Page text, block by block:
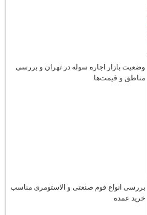
وضعیت بازار اجاره سوله در تهران و بررسی
مناطق و قیمت‌ها
بررسی انواع فوم صنعتی و الاستومری مناسب
خرید عمده